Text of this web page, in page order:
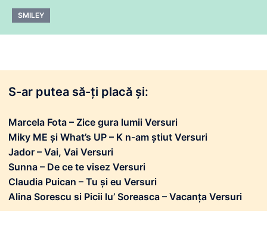
SMILEY
S-ar putea să-ți placă și:
Marcela Fota – Zice gura lumii Versuri
Miky ME și What’s UP – K n-am știut Versuri
Jador – Vai, Vai Versuri
Sunna – De ce te visez Versuri
Claudia Puican – Tu și eu Versuri
Alina Sorescu si Picii lu’ Soreasca – Vacanța Versuri